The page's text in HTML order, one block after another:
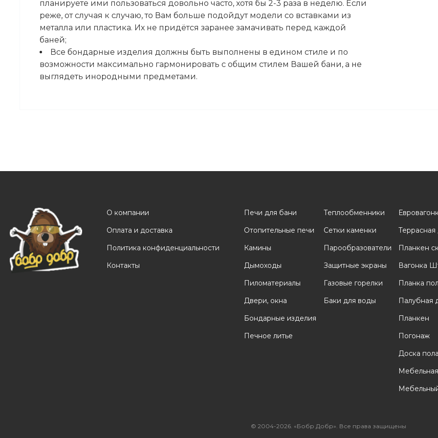
планируете ими пользоваться довольно часто, хотя бы 2-3 раза в неделю. Если
реже, от случая к случаю, то Вам больше подойдут модели со вставками из
металла или пластика. Их не придётся заранее замачивать перед каждой
баней;
Все бондарные изделия должны быть выполнены в едином стиле и по
возможности максимально гармонировать с общим стилем Вашей бани, а не
выглядеть инородными предметами.
О компании
Оплата и доставка
Политика конфиденциальности
Контакты
Печи для бани
Отопительные печи
Камины
Дымоходы
Пиломатериалы
Двери, окна
Бондарные изделия
Печное литье
Теплообменники
Сетки каменки
Парообразователи
Защитные экраны
Газовые горелки
Баки для воды
Террасная
Планкен
Вагонка
Планка
Палубная
Планкен
Погонаж
Доска пола
Мебельная
© 2004-2026. «Бобр Добр». Все права защищены